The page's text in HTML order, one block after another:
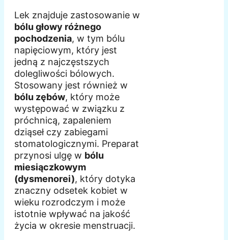
Lek znajduje zastosowanie w
bólu głowy różnego
pochodzenia, w tym bólu
napięciowym, który jest
jedną z najczęstszych
dolegliwości bólowych.
Stosowany jest również w
bólu zębów, który może
występować w związku z
próchnicą, zapaleniem
dziąseł czy zabiegami
stomatologicznymi. Preparat
przynosi ulgę w bólu
miesiączkowym
(dysmenorei), który dotyka
znaczny odsetek kobiet w
wieku rozrodczym i może
istotnie wpływać na jakość
życia w okresie menstruacji.